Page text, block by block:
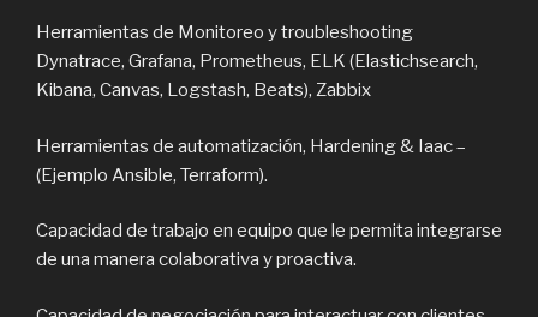
Herramientas de Monitoreo y troubleshooting
Dynatrace, Grafana, Prometheus, ELK (Elastichsearch,
Kibana, Canvas, Logstash, Beats), Zabbix
Herramientas de automatización, Hardening & Iaac –
(Ejemplo Ansible, Terraform).
Capacidad de trabajo en equipo que le permita integrarse
de una manera colaborativa y proactiva.